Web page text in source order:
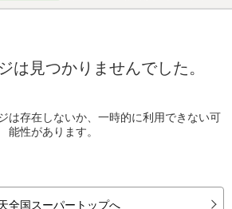
は見つかりませんでした。
は存在しないか、一時的に利用できない可
能性があります。
全国スーパートップへ